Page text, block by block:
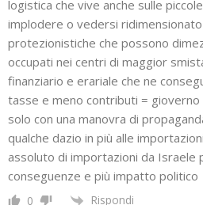
logistica che vive anche sulle
implodere o vedersi
protezionistiche che possono
occupati nei centri di maggior
finanziario e erariale che ne
tasse e meno contributi =
solo con una manovra di
qualche dazio in più alle
assoluto di importazioni da Israele
conseguenze e più impatto politico
0 Rispondi